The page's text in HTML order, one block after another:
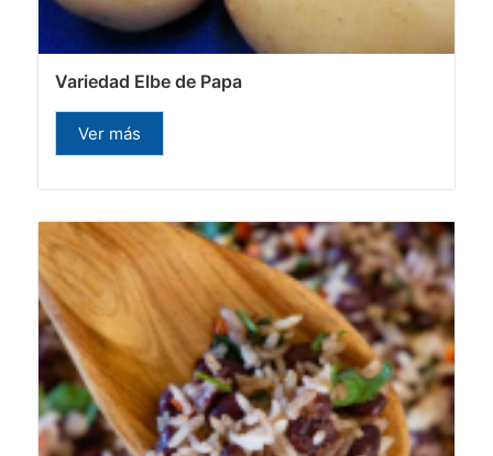
Variedad Elbe de Papa
Ver más